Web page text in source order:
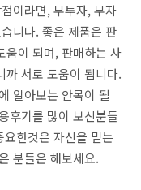
이라면, 무투자, 무자
니다. 좋은 제품은 판
움이 되며, 판매하는 사
까 서로 도움이 됩니다.
알아보는 안목이 될
후기를 많이 보신분들
한것은 자신을 믿는
분들은 해보세요.